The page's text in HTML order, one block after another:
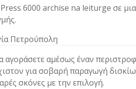
6000 archise na leiturge σε
Πετρούπολη
αμέσως έναν
για σοβαρή παραγωγή
σκόνες με την επιλογή.